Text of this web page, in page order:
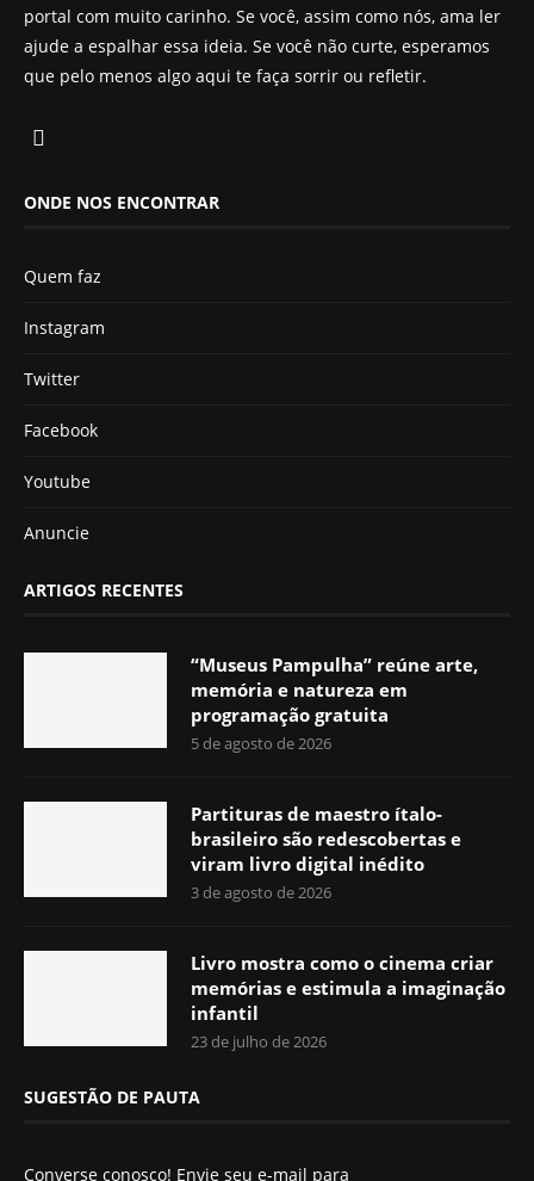
portal com muito carinho. Se você, assim como nós, ama ler
ajude a espalhar essa ideia. Se você não curte, esperamos
que pelo menos algo aqui te faça sorrir ou refletir.
ONDE NOS ENCONTRAR
Quem faz
Instagram
Twitter
Facebook
Youtube
Anuncie
ARTIGOS RECENTES
“Museus Pampulha” reúne arte,
memória e natureza em
programação gratuita
5 de agosto de 2026
Partituras de maestro ítalo-
brasileiro são redescobertas e
viram livro digital inédito
3 de agosto de 2026
Livro mostra como o cinema criar
memórias e estimula a imaginação
infantil
23 de julho de 2026
SUGESTÃO DE PAUTA
Converse conosco! Envie seu e-mail para